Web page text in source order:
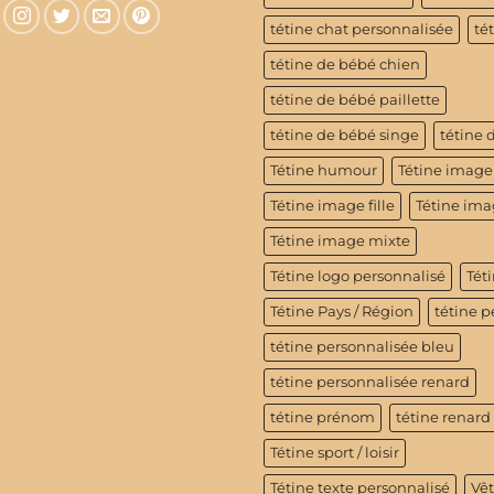
tétine chat personnalisée
tétine de bébé chien
tétine de bébé paillette
tétine de bébé singe tétine
Tétine humour Tétine
Tétine image fille Tétine
Tétine image mixte
Tétine logo personnalisé
Tétine Pays / Région tétine
tétine personnalisée bleu
tétine personnalisée renard
tétine prénom tétine renard
Tétine sport / loisir
Tétine texte personnalisé